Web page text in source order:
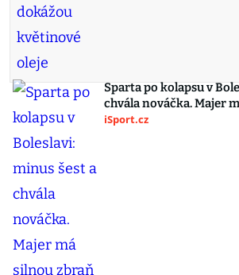
Sparta po kolapsu v
chvála nováčka. Majer
iSport.cz